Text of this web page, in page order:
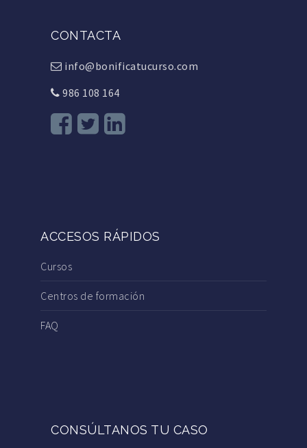
CONTACTA
info@bonificatucurso.com
986 108 164
ACCESOS RÁPIDOS
Cursos
Centros de formación
FAQ
CONSÚLTANOS TU CASO